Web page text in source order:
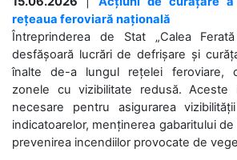
rețeaua feroviară națională
Întreprinderea de Stat „Calea
desfășoară lucrări de defrișare și
înalte de-a lungul rețelei feroviare,
zonele cu vizibilitate redusă. Aceste
necesare pentru asigurarea
indicatoarelor, menținerea gabaritului
prevenirea incendiilor provocate de